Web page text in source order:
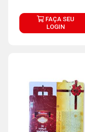
FAÇA SEU
LOGIN